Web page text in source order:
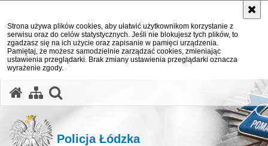
Strona używa plików cookies, aby ułatwić użytkownikom korzystanie z
serwisu oraz do celów statystycznych. Jeśli nie blokujesz tych plików, to
zgadzasz się na ich użycie oraz zapisanie w pamięci urządzenia.
Pamiętaj, że możesz samodzielnie zarządzać cookies, zmieniając
ustawienia przeglądarki. Brak zmiany ustawienia przeglądarki oznacza
wyrażenie zgody.
Policja Łódzka